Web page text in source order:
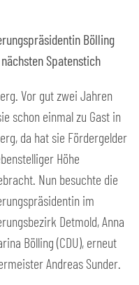
Bölling
Spatenstich
Vor gut zwei Jahren
schon einmal zu Gast in
da hat sie Fördergelder
Höhe
Nun besuchte die
im
Detmold, Anna
Bölling (CDU), erneut
Andreas Sunder.